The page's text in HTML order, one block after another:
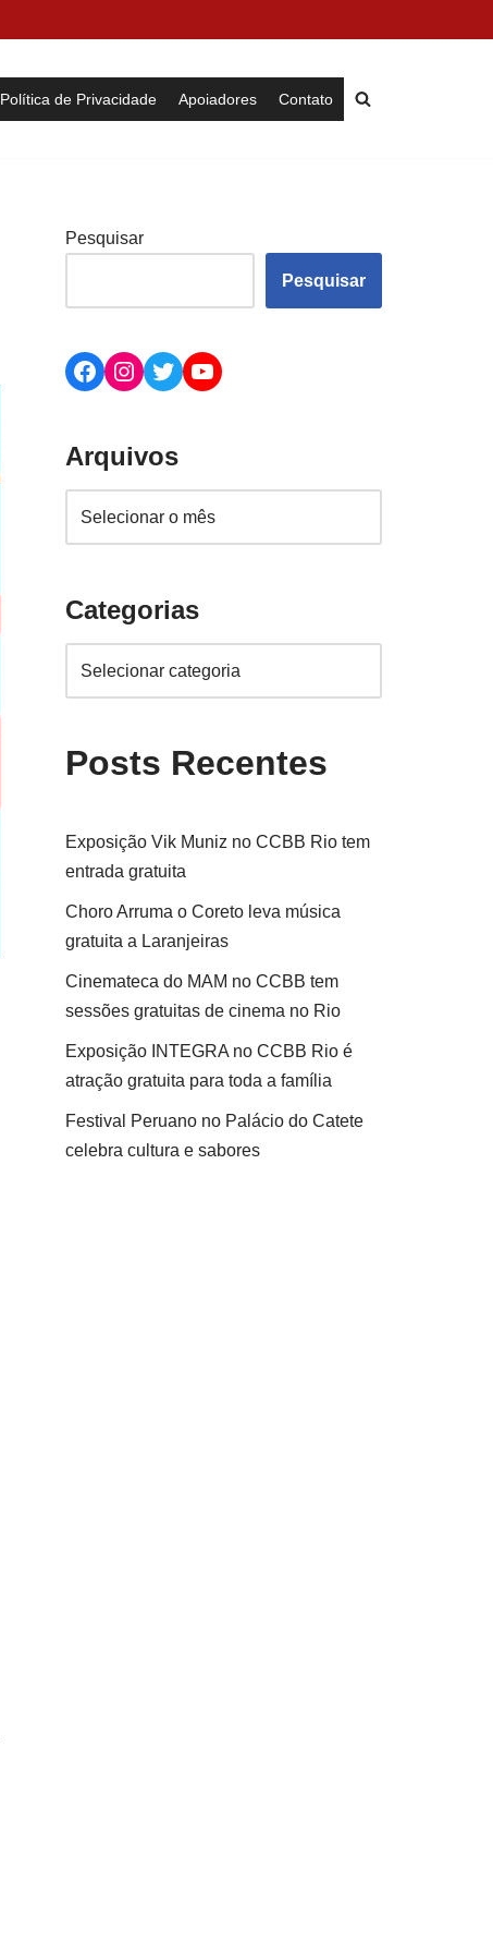
Política de Privacidade Apoiadores Contato
Pesquisar
Pesquisar
Arquivos
Categorias
Posts Recentes
Exposição Vik Muniz no CCBB Rio tem
entrada gratuita
Choro Arruma o Coreto leva música
gratuita a Laranjeiras
Cinemateca do MAM no CCBB tem
sessões gratuitas de cinema no Rio
Exposição INTEGRA no CCBB Rio é
atração gratuita para toda a família
Festival Peruano no Palácio do Catete
celebra cultura e sabores